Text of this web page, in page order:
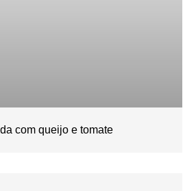
com queijo e tomate